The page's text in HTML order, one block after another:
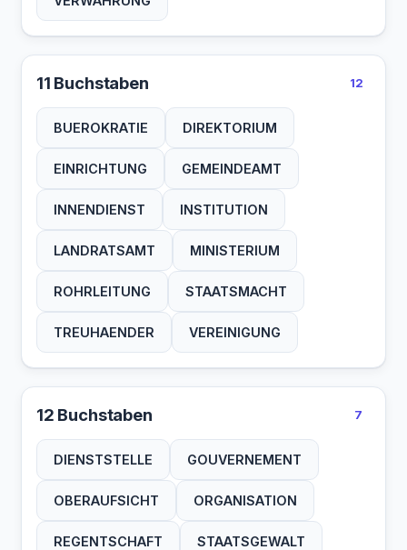
11 Buchstaben 12
BUEROKRATIE DIREKTORIUM
EINRICHTUNG GEMEINDEAMT
INNENDIENST INSTITUTION
LANDRATSAMT MINISTERIUM
ROHRLEITUNG STAATSMACHT
TREUHAENDER VEREINIGUNG
12 Buchstaben 7
DIENSTSTELLE GOUVERNEMENT
OBERAUFSICHT ORGANISATION
REGENTSCHAFT STAATSGEWALT